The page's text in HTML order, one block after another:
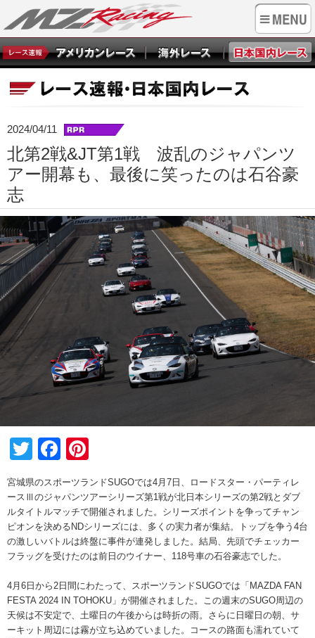
2024/04/11
北第2戦&JT第1戦 波乱のジャパンツ
アー開幕も、最後に笑ったのは石谷豪
志
TwitterFacebook
宮城県のスポーツランドSUGOでは4月7日、ロードスター・パーティレ
ースⅢのジャパンツアーシリーズ第1戦が北日本シリーズの第2戦とダブ
ルタイトルマッチで開催されました。シリーズポイントを争ってチャン
ピオンを決めるNDシリーズには、多くの実力者が集結。トップを争う4台
の激しいバトルは終盤に事件が連発しました。結局、先頭でチェッカー
フラッグを受けたのは前日のウイナー、118号車の石谷豪志でした。
4月6日から2日間にわたって、スポーツランドSUGOでは「MAZDA FAN
FESTA 2024 IN TOHOKU」が開催されました。この週末のSUGO周辺の
天候は不安定で、土曜日の午後からは時折の雨。さらに日曜日の朝、サ
ーキット周辺には霧が立ち込めていました。コースの路面も濡れていて